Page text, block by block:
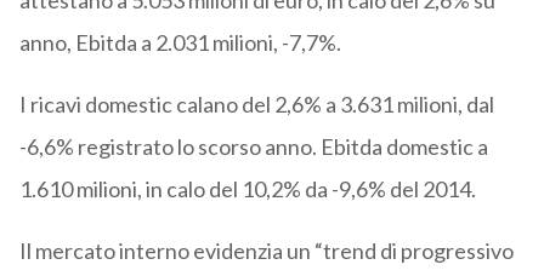
anno, Ebitda a 2.031 milioni, -7,7%.
I ricavi domestic calano del 2,6% a 3.631 milioni, dal
-6,6% registrato lo scorso anno. Ebitda domestic a
1.610 milioni, in calo del 10,2% da -9,6% del 2014.
Il mercato interno evidenzia un “trend di progressivo